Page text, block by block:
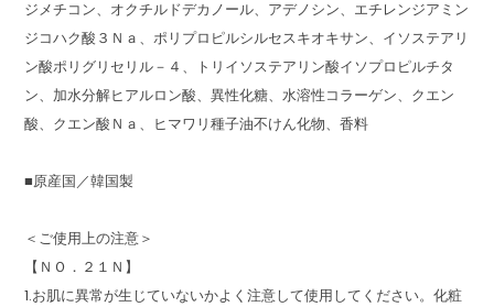
ジメチコン、オクチルドデカノール、アデノシン、エチレンジアミン
ジコハク酸３Ｎａ、ポリプロピルシルセスキオキサン、イソステアリ
ン酸ポリグリセリル－４、トリイソステアリン酸イソプロピルチタ
ン、加水分解ヒアルロン酸、異性化糖、水溶性コラーゲン、クエン
酸、クエン酸Ｎａ、ヒマワリ種子油不けん化物、香料
■原産国／韓国製
＜ご使用上の注意＞
【ＮＯ．２１Ｎ】
1.お肌に異常が生じていないかよく注意して使用してください。化粧